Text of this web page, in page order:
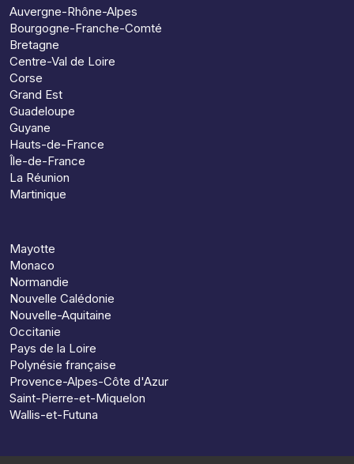
Auvergne-Rhône-Alpes
Bourgogne-Franche-Comté
Bretagne
Centre-Val de Loire
Corse
Grand Est
Guadeloupe
Guyane
Hauts-de-France
Île-de-France
La Réunion
Martinique
Mayotte
Monaco
Normandie
Nouvelle Calédonie
Nouvelle-Aquitaine
Occitanie
Pays de la Loire
Polynésie française
Provence-Alpes-Côte d'Azur
Saint-Pierre-et-Miquelon
Wallis-et-Futuna